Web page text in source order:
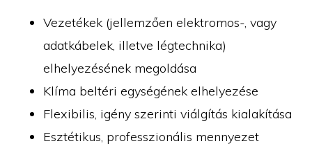
Vezetékek (jellemzően elektromos-, vagy
adatkábelek, illetve légtechnika)
elhelyezésének megoldása
Klíma beltéri egységének elhelyezése
Flexibilis, igény szerinti viálgítás kialakítása
Esztétikus, professzionális mennyezet